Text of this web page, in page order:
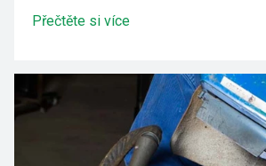
provádět svary podobné svarům
Přečtěte si více